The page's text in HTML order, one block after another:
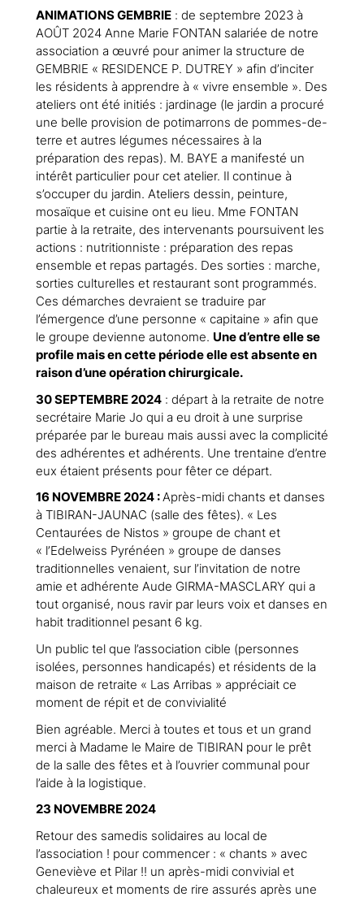
ANIMATIONS GEMBRIE: de septembre 2023 à
AOÛT 2024 Anne Marie FONTAN salariée de notre
association a œuvré pour animer la structure de
GEMBRIE « RESIDENCE P. DUTREY » afin d’inciter
les résidents à apprendre à « vivre ensemble ». Des
ateliers ont été initiés : jardinage (le jardin a procuré
une belle provision de potimarrons de pommes-de-
terre et autres légumes nécessaires à la
préparation des repas). M. BAYE a manifesté un
intérêt particulier pour cet atelier. Il continue à
s’occuper du jardin. Ateliers dessin, peinture,
mosaïque et cuisine ont eu lieu. Mme FONTAN
partie à la retraite, des intervenants poursuivent les
actions : nutritionniste : préparation des repas
ensemble et repas partagés. Des sorties : marche,
sorties culturelles et restaurant sont programmés.
Ces démarches devraient se traduire par
l’émergence d’une personne « capitaine » afin que
le groupe devienne autonome. Une d’entre elle se
profile mais en cette période elle est absente en
raison d’une opération chirurgicale.
30 SEPTEMBRE 2024: départ à la retraite de notre
secrétaire Marie Jo qui a eu droit à une surprise
préparée par le bureau mais aussi avec la complicité
des adhérentes et adhérents. Une trentaine d’entre
eux étaient présents pour fêter ce départ.
16 NOVEMBRE 2024:Après-midi chants et danses
à TIBIRAN-JAUNAC (salle des fêtes). « Les
Centaurées de Nistos » groupe de chant et
« l’Edelweiss Pyrénéen » groupe de danses
traditionnelles venaient, sur l’invitation de notre
amie et adhérente Aude GIRMA-MASCLARY qui a
tout organisé, nous ravir par leurs voix et danses en
habit traditionnel pesant 6 kg.
Un public tel que l’association cible (personnes
isolées, personnes handicapés) et résidents de la
maison de retraite « Las Arribas » appréciait ce
moment de répit et de convivialité
Bien agréable. Merci à toutes et tous et un grand
merci à Madame le Maire de TIBIRAN pour le prêt
de la salle des fêtes et à l’ouvrier communal pour
l’aide à la logistique.
23 NOVEMBRE 2024
Retour des samedis solidaires au local de
l’association ! pour commencer : « chants » avec
Geneviève et Pilar !! un après-midi convivial et
chaleureux et moments de rire assurés après une